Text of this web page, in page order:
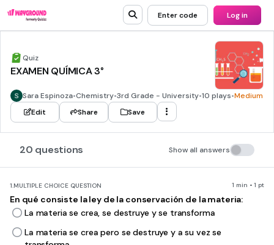
Enter code Log in
Quiz
EXAMEN QUÍMICA 3°
Sara Espinoza•Chemistry•3rd Grade - University•10 plays•Medium
Edit
Share Save
20 questions Show all answers
1.MULTIPLE CHOICE QUESTION 1 min • 1 pt
En qué consiste la ley de la conservación de la materia:
La materia se crea, se destruye y se transforma
La materia se crea pero se destruye y a su vez se